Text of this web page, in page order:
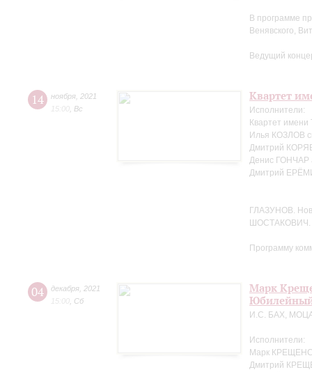
В программе
Венявского,
Ведущий
14 ноября 2021
15:00 Вс
Квартет
Исполнители:
Квартет
Илья КОЗЛОВ
Дмитрий
Денис ГОНЧАР
Дмитрий
ГЛАЗУНОВ.
ШОСТАКОВИЧ.
Программу
04 декабря 2021
15:00 Сб
Марк
И.С. БАХ,
Исполнители:
Марк
Дмитрий